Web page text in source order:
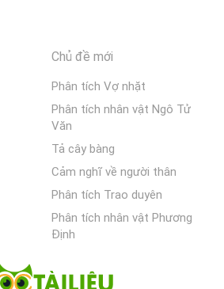
Chủ đề mới
Phân tích Vợ nhặt
Phân tích nhân vật Ngô Tử
Văn
Tả cây bàng
Cảm nghĩ về người thân
Phân tích Trao duyên
Phân tích nhân vật Phương
Định